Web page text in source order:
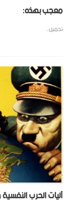
معجب بهذه:
تحميل...
آليات الحرب